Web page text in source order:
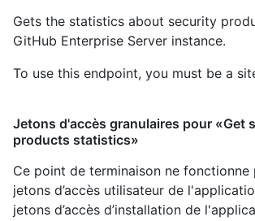
Gets the statistics about security
GitHub Enterprise Server instance.
To use this endpoint, you must be a
Jetons d'accès granulaires pour «Get
products statistics»
Ce point de terminaison ne fonctionne
jetons d’accès utilisateur de
jetons d’accès d’installation de